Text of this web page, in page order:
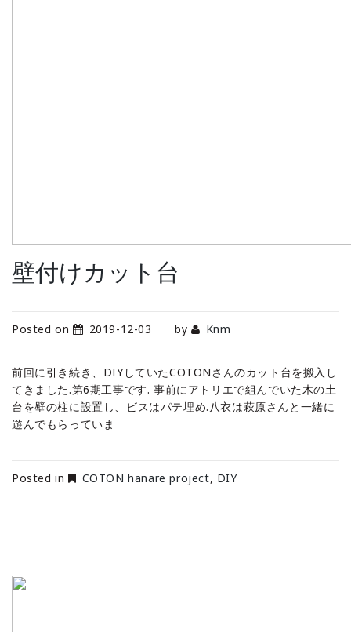
壁付けカット台
Posted on 2019-12-03 by Knm
前回に引き続き、DIYしていたCOTONさんのカット台を搬入し
てきました.第6期工事です. 事前にアトリエで組んでいた木の土
台を壁の柱に設置し、ビスはパテ埋め.八衣は萩原さんと一緒に
遊んでもらっていま
Posted in COTON hanare project, DIY